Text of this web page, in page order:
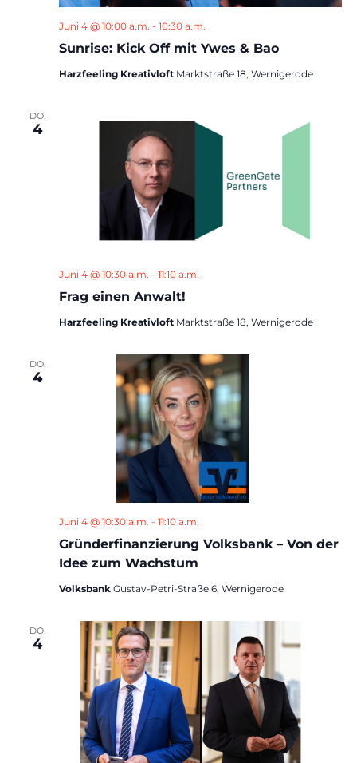
Sunrise: Kick Off mit Ywes & Bao
Juni 4 @ 10:00 a.m. - 10:30 a.m.
Harzfeeling Kreativloft Marktstraße 18, Wernigerode
DO.
4
Frag einen Anwalt!
Juni 4 @ 10:30 a.m. - 11:10 a.m.
Harzfeeling Kreativloft Marktstraße 18, Wernigerode
DO.
4
Gründerfinanzierung Volksbank – Von der
Idee zum Wachstum
Juni 4 @ 10:30 a.m. - 11:10 a.m.
Volksbank Gustav-Petri-Straße 6, Wernigerode
DO.
4